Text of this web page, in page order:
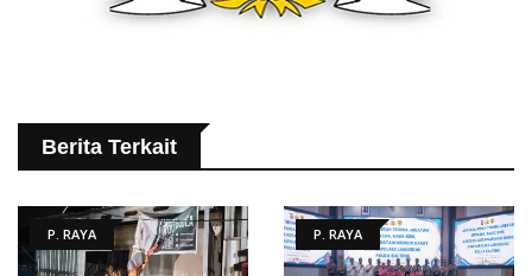
Berita Terkait
P. RAYA P. RAYA